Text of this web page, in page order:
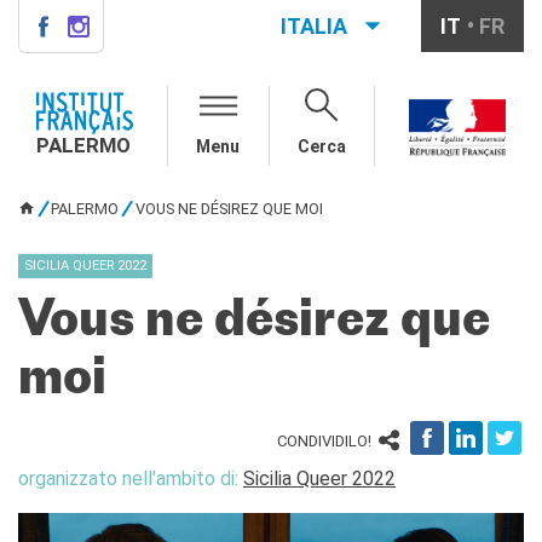
INSTITUT FRANÇAIS
PALERMO
Informazioni utili
AGENDA
Francese generale
DALF
Corsi per scuole
ITALIA IT FR
PALERMO Menu Cerca
PALERMO VOUS NE DÉSIREZ QUE MOI
SICILIA QUEER 2022
Vous ne désirez que
moi
CONDIVIDILO!
organizzato nell'ambito di: Sicilia Queer 2022